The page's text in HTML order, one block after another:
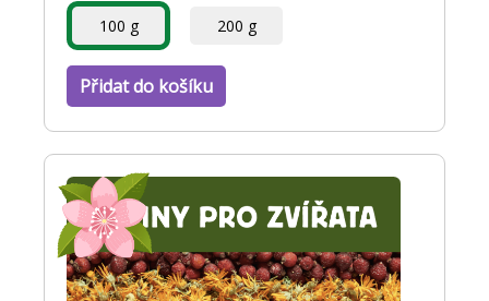
100 g 200 g
Přidat do košíku
SLEVA!